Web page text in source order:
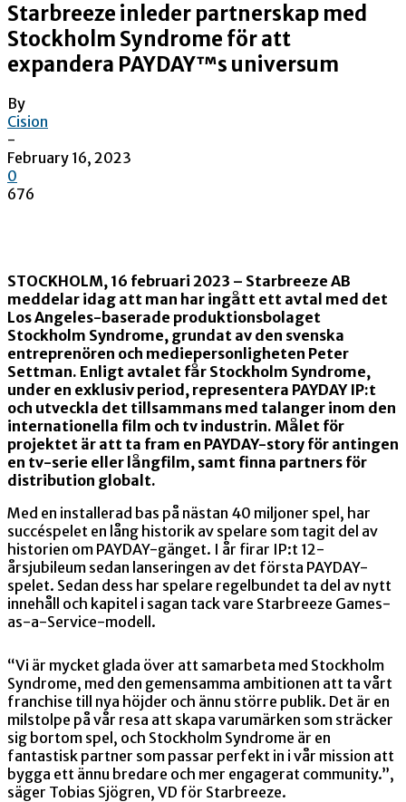
Starbreeze inleder partnerskap med
Stockholm Syndrome för att
expandera PAYDAY™s universum
By
Cision
-
February 16, 2023
0
676
STOCKHOLM, 16 februari 2023 – Starbreeze AB
meddelar idag att man har ingått ett avtal med det
Los Angeles-baserade produktionsbolaget
Stockholm Syndrome, grundat av den svenska
entreprenören och mediepersonligheten Peter
Settman. Enligt avtalet får Stockholm Syndrome,
under en exklusiv period, representera PAYDAY IP:t
och utveckla det tillsammans med talanger inom den
internationella film och tv industrin. Målet för
projektet är att ta fram en PAYDAY-story för antingen
en tv-serie eller långfilm, samt finna partners för
distribution globalt.
Med en installerad bas på nästan 40 miljoner spel, har
succéspelet en lång historik av spelare som tagit del av
historien om PAYDAY-gänget. I år firar IP:t 12-
årsjubileum sedan lanseringen av det första PAYDAY-
spelet. Sedan dess har spelare regelbundet ta del av nytt
innehåll och kapitel i sagan tack vare Starbreeze Games-
as-a-Service-modell.
“Vi är mycket glada över att samarbeta med Stockholm
Syndrome, med den gemensamma ambitionen att ta vårt
franchise till nya höjder och ännu större publik. Det är en
milstolpe på vår resa att skapa varumärken som sträcker
sig bortom spel, och Stockholm Syndrome är en
fantastisk partner som passar perfekt in i vår mission att
bygga ett ännu bredare och mer engagerat community.”,
säger Tobias Sjögren, VD för Starbreeze.